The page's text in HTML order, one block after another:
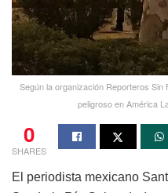
Según la organización Reporteros
peligroso en América
0
SHARES
El periodista mexicano